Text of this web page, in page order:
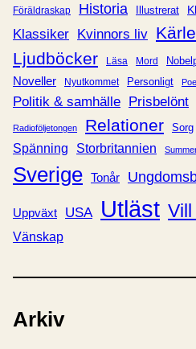
Föräldraskap Historia Illustrerat
Klassiker Kvinnors liv
Ljudböcker
Läsa Mord
Noveller Nyutkommet Personligt
Politik & samhälle Prisbelönt
Radioföljetongen Relationer Sorg
Spänning Storbritannien
Sverige Tonår
Uppväxt USA Utläst
Vänskap
Arkiv